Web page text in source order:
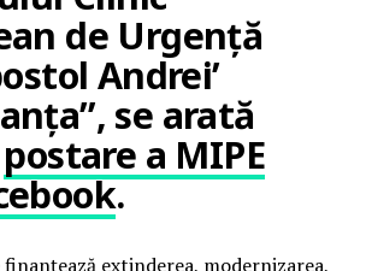
de Urgenţă
Andrei’
se arată
postare a MIPE
.
extinderea, modernizarea,